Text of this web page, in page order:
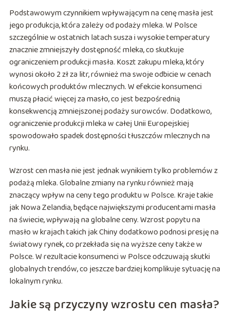
Podstawowym czynnikiem wpływającym na cenę masła jest
jego produkcja, która zależy od podaży mleka. W Polsce
szczególnie w ostatnich latach susza i wysokie temperatury
znacznie zmniejszyły dostępność mleka, co skutkuje
ograniczeniem produkcji masła. Koszt zakupu mleka, który
wynosi około 2 zł za litr, również ma swoje odbicie w cenach
końcowych produktów mlecznych. W efekcie konsumenci
muszą płacić więcej za masło, co jest bezpośrednią
konsekwencją zmniejszonej podaży surowców. Dodatkowo,
ograniczenie produkcji mleka w całej Unii Europejskiej
spowodowało spadek dostępności tłuszczów mlecznych na
rynku.
Wzrost cen masła nie jest jednak wynikiem tylko problemów z
podażą mleka. Globalne zmiany na rynku również mają
znaczący wpływ na ceny tego produktu w Polsce. Kraje takie
jak Nowa Zelandia, będące największymi producentami masła
na świecie, wpływają na globalne ceny. Wzrost popytu na
masło w krajach takich jak Chiny dodatkowo podnosi presję na
światowy rynek, co przekłada się na wyższe ceny także w
Polsce. W rezultacie konsumenci w Polsce odczuwają skutki
globalnych trendów, co jeszcze bardziej komplikuje sytuację na
lokalnym rynku.
Jakie są przyczyny wzrostu cen masła?